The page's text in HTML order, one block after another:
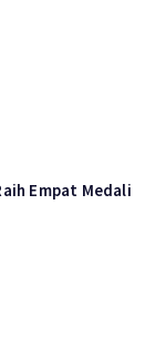
Empat Medali